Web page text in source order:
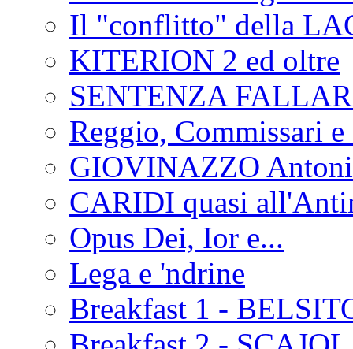
Il "conflitto" della
KITERION 2 ed oltre
SENTENZA
Reggio, Commissari
GIOVINAZZO
CARIDI quasi
Opus Dei, Ior e...
Lega e 'ndrine
Breakfast 1 -